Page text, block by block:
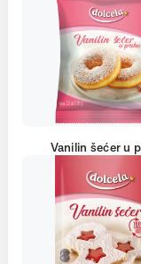
Vanilin šećer u